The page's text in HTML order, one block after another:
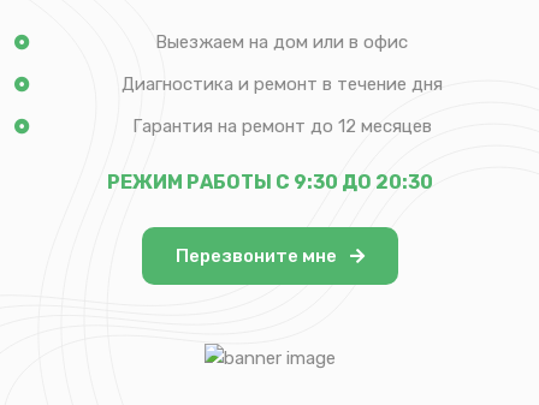
Выезжаем на дом или в офис
Диагностика и ремонт в течение дня
Гарантия на ремонт до 12 месяцев
РЕЖИМ РАБОТЫ С 9:30 ДО 20:30
Перезвоните мне